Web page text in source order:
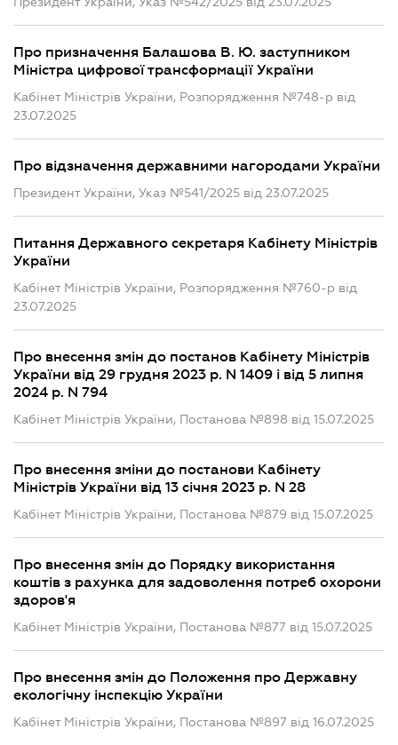
Про призначення Балашова В. Ю. заступником
Міністра цифрової трансформації України
Кабінет Міністрів України, Розпорядження №748-р від
23.07.2025
Про відзначення державними нагородами України
Президент України, Указ №541/2025 від 23.07.2025
Питання Державного секретаря Кабінету Міністрів
України
Кабінет Міністрів України, Розпорядження №760-р від
23.07.2025
Про внесення змін до постанов Кабінету Міністрів
України від 29 грудня 2023 р. N 1409 і від 5 липня
2024 р. N 794
Кабінет Міністрів України, Постанова №898 від 15.07.2025
Про внесення зміни до постанови Кабінету
Міністрів України від 13 січня 2023 р. N 28
Кабінет Міністрів України, Постанова №879 від 15.07.2025
Про внесення змін до Порядку використання
коштів з рахунка для задоволення потреб охорони
здоров'я
Кабінет Міністрів України, Постанова №877 від 15.07.2025
Про внесення змін до Положення про Державну
екологічну інспекцію України
Кабінет Міністрів України, Постанова №897 від 16.07.2025